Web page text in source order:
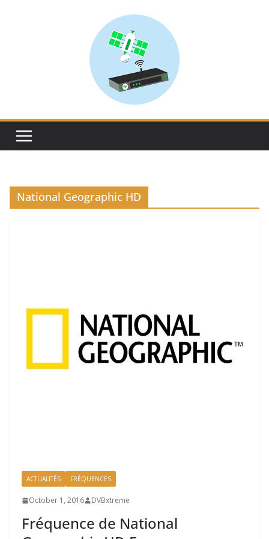
National Geographic HD
ACTUALITÉS FRÉQUENCES
October 1, 2016 DVBxtreme
Fréquence de National